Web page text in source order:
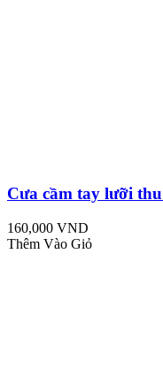
Cưa cầm tay lưỡi
160,000 VND
Thêm Vào Giỏ